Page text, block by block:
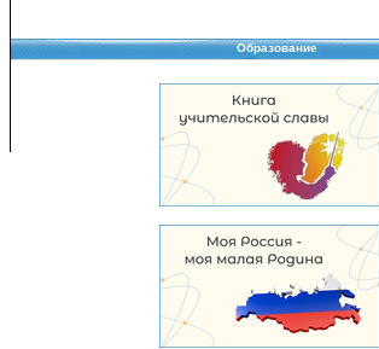
Образование
Copyright © 2008-2026 Управление
Перепечатка и использование материалов возможны
Управления образования.
103,953,656 уникальных посетителей